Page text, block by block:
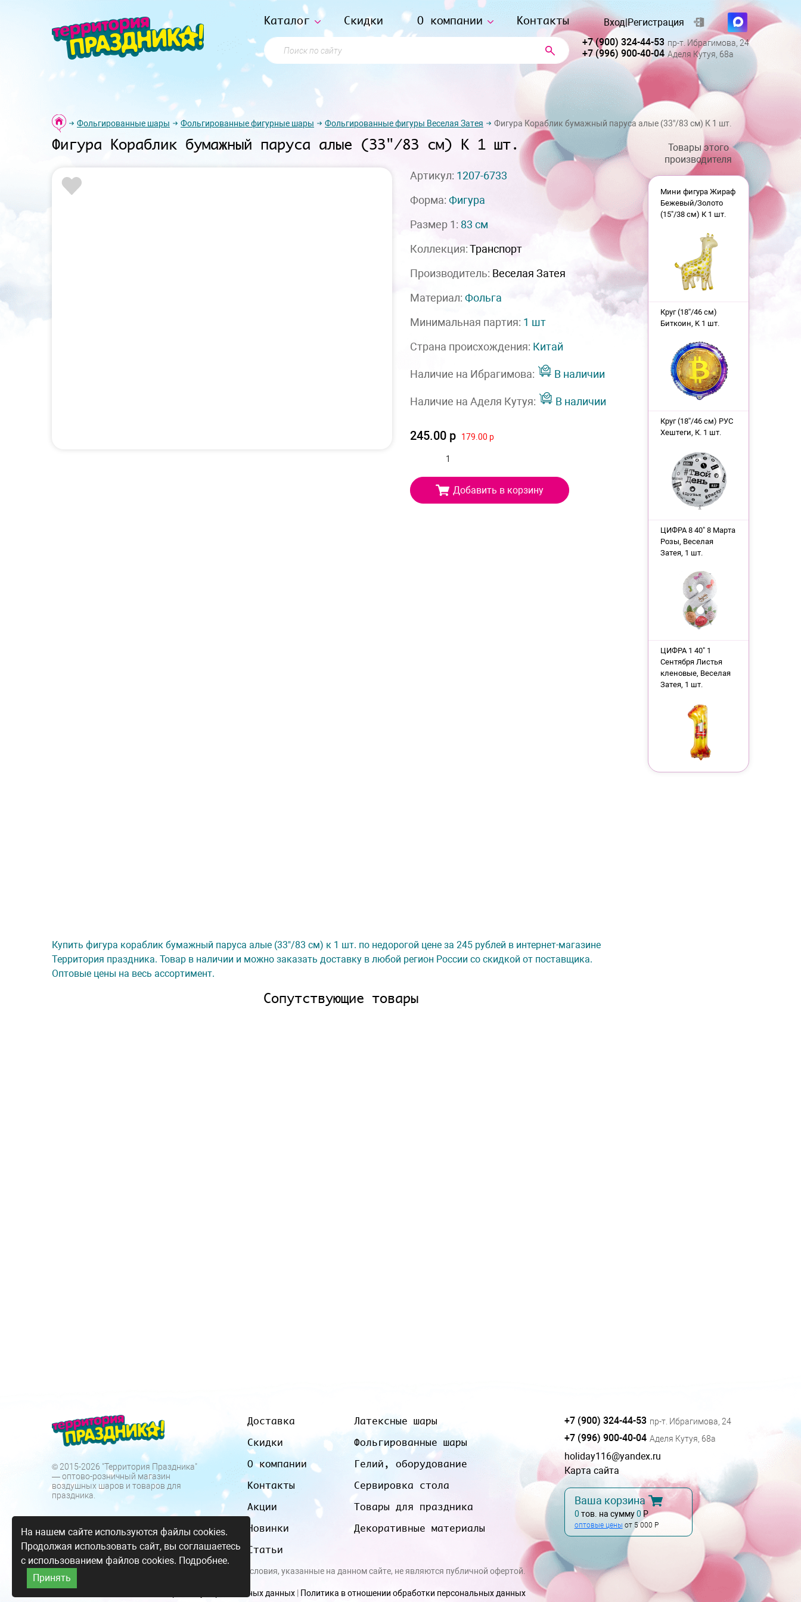
Каталог Скидки О компании Контакты
Поиск по сайту
Вход|Регистрация
+7 (900) 324-44-53 пр-т. Ибрагимова, 24
+7 (996) 900-40-04 Аделя Кутуя, 68а
Фольгированные шары Фольгированные фигурные шары Фольгированные фигуры Веселая Затея Фигура Кораблик бумажный паруса алые (33"/83 см) К 1 шт.
Фигура Кораблик бумажный паруса алые (33"/83 см) К 1 шт.
Артикул: 1207-6733
Форма: Фигура
Размер 1: 83 см
Коллекция:Транспорт
Производитель: Веселая Затея
Материал: Фольга
Минимальная партия: 1 шт
Страна происхождения: Китай
Наличие на Ибрагимова: В наличии
Наличие на Аделя Кутуя: В наличии
245.00 р 179.00 р
Добавить в корзину
Купить фигура кораблик бумажный паруса алые (33"/83 см) к 1 шт. по недорогой цене за 245 рублей в интернет-магазине
Территория праздника. Товар в наличии и можно заказать доставку в любой регион России со скидкой от поставщика.
Оптовые цены на весь ассортимент.
Сопутствующие товары
Товары этого
производителя
Мини фигура Жираф
Бежевый/Золото
(15"/38 см) К 1 шт.
Круг (18''/46 см)
Биткоин, K 1 шт.
Круг (18''/46 см) РУС
Хештеги, К. 1 шт.
ЦИФРА 8 40" 8 Марта
Розы, Веселая
Затея, 1 шт.
ЦИФРА 1 40" 1
Сентября Листья
кленовые, Веселая
Затея, 1 шт.
© 2015-2026 "Территория Праздника"
— оптово-розничный магазин
воздушных шаров и товаров для
праздника.
Доставка
Скидки
О компании
Контакты
Акции
Новинки
Статьи
Латексные шары
Фольгированные шары
Гелий, оборудование
Сервировка стола
Товары для праздника
Декоративные материалы
+7 (900) 324-44-53 пр-т. Ибрагимова, 24
+7 (996) 900-40-04 Аделя Кутуя, 68а
holiday116@yandex.ru
Карта сайта
Ваша корзина
0 тов. на сумму0 Р
оптовые цены от 5 000 Р
Все цены и условия, указанные на данном сайте, не являются публичной офертой.
Согласие на обработку персональных данных| Политика в отношении обработки персональных данных
На нашем сайте используются файлы cookies.
Продолжая использовать сайт, вы соглашаетесь
с использованием файлов cookies. Подробнее.
Принять